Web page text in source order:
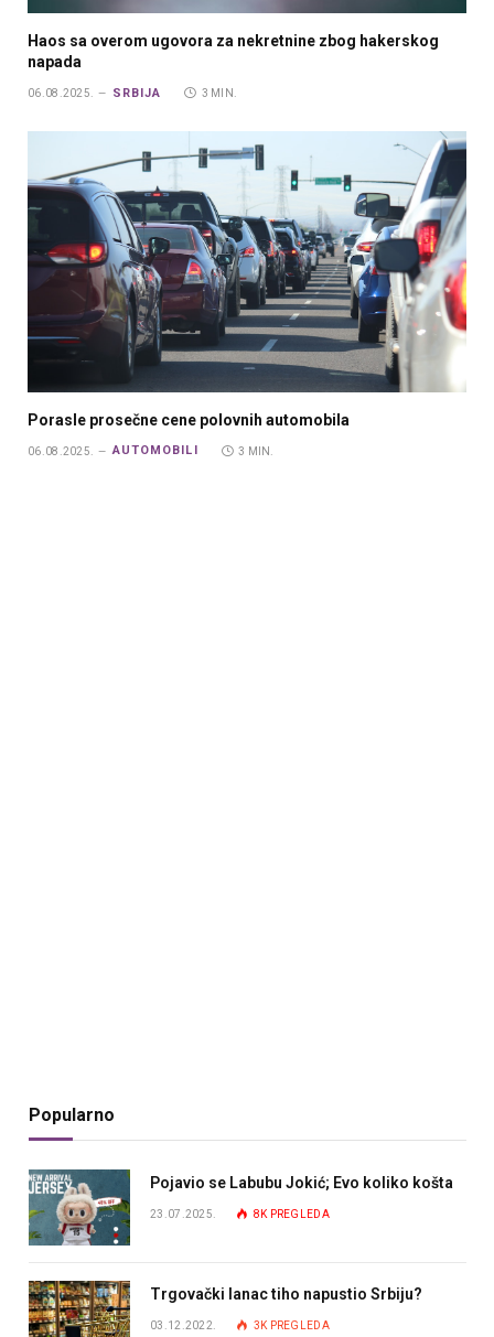
Haos sa overom ugovora za nekretnine zbog hakerskog
napada
06.08.2025. SRBIJA 3 MIN.
Porasle prosečne cene polovnih automobila
06.08.2025. AUTOMOBILI 3 MIN.
Popularno
Pojavio se Labubu Jokić; Evo koliko košta
23.07.2025. 8K PREGLEDA
Trgovački lanac tiho napustio Srbiju?
03.12.2022. 3K PREGLEDA